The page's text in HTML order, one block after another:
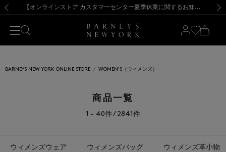
新規登録のお客様も対象！＜MY BARNEYS＞会員のお客様は11,000円（税込）以上のお買上げで常時送料無料！お買い物の際は会員登録を！
【夏季休業に伴う出荷一時停止のお知らせ】(2026.8.7) 【オンラインストア カスタマーセンター夏季休業に関するお知らせ】（2026.8.7）
【夏季休業に伴う返品・交換承り一時停止のお知らせ】（2026.8.5）
熊本県を中心とした地震の影響によるお荷物のお届けについて
【開催中】SUMMER SALEのご案内・ご注意事項 新規登録のお客様も対象！＜MY BARNEYS＞会員のお客様は11,000円（税込）以上のお買上げで常時送料無料！お買い物の際は会員登録を！
【夏季休業に伴う出荷一時停止のお知らせ】(2026.8.7)
BARNEYS NEW YORK ONLINE STORE WOMEN'S（ウィメンズ）
商品一覧
1 - 40件 / 2841件
ウィメンズウェア ウィメンズバッグ ウィメンズ革小物